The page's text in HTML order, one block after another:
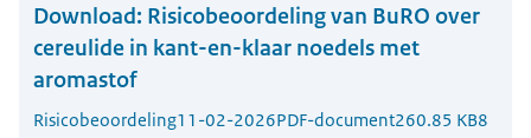
Download: Risicobeoordeling van BuRO over
cereulide in kant-en-klaar noedels met
aromastof
Risicobeoordeling11-02-2026PDF-document260.85 KB8